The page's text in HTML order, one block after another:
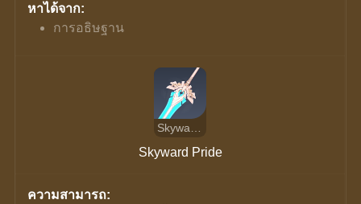
หาได้จาก:
การอธิษฐาน
Skyward Pride
ความสามารถ: